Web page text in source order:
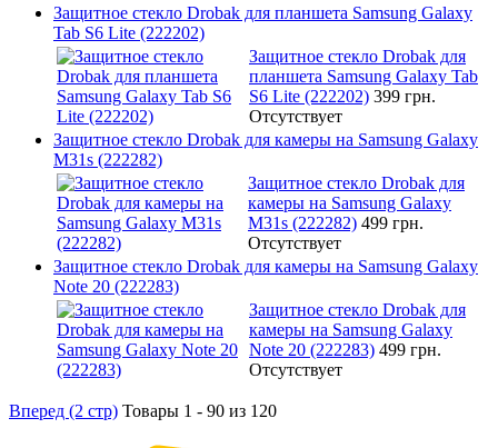
Защитное стекло Drobak для планшета Samsung Galaxy
Tab S6 Lite (222202)
Защитное стекло Drobak для
планшета Samsung Galaxy Tab
S6 Lite (222202) 399 грн.
Отсутствует
Защитное стекло Drobak для камеры на Samsung Galaxy
M31s (222282)
Защитное стекло Drobak для
камеры на Samsung Galaxy
M31s (222282) 499 грн.
Отсутствует
Защитное стекло Drobak для камеры на Samsung Galaxy
Note 20 (222283)
Защитное стекло Drobak для
камеры на Samsung Galaxy
Note 20 (222283) 499 грн.
Отсутствует
Вперед (2 стр) Товары 1 - 90 из 120